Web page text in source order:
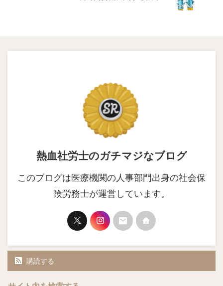
熱血社労士のガチマジなブログ
このブログは医療機関の人事部門出身の社会保
険労務士が運営しています。
購読する